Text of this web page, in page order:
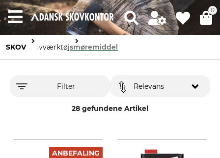
0
SKOV Skovværktøjsmøremiddel
Filter
28 gefundene Artikel
Relevans
ANBEFALING